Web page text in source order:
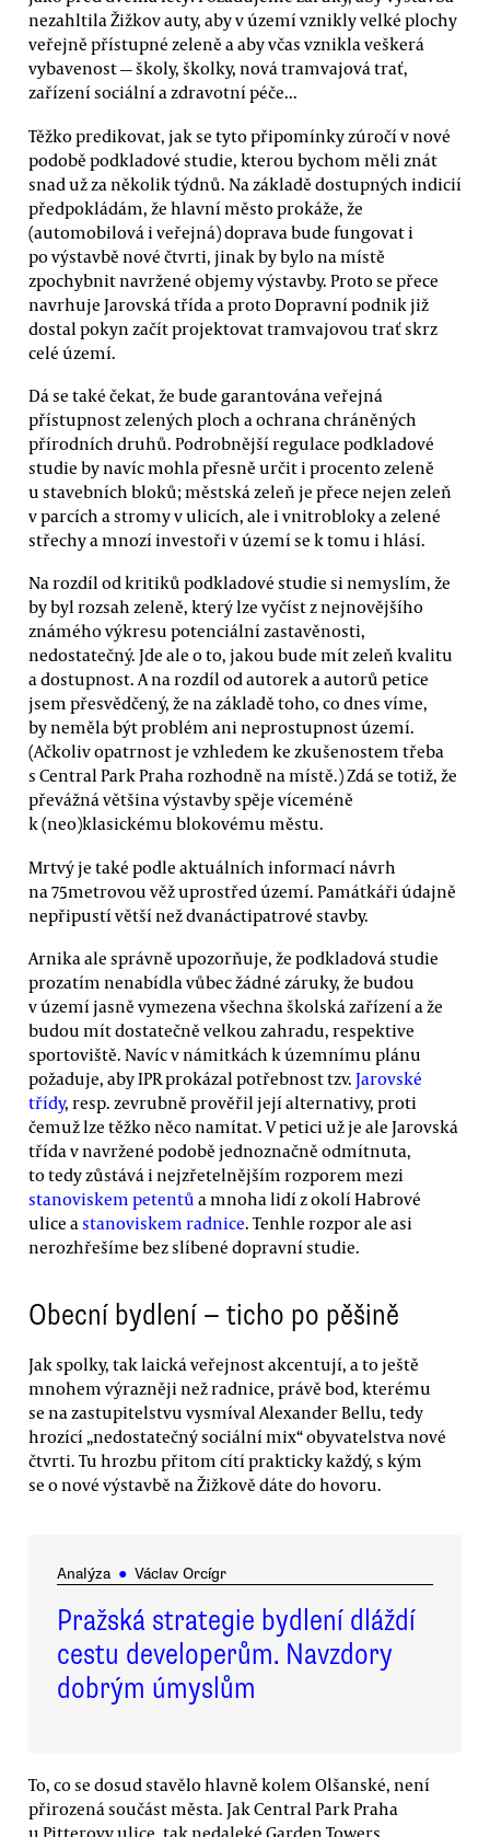
nezahltila Žižkov auty, aby v území vznikly velké plochy
veřejně přístupné zeleně a aby včas vznikla veškerá
vybavenost — školy, školky, nová tramvajová trať,
zařízení sociální a zdravotní péče...
Těžko predikovat, jak se tyto připomínky zúročí v nové
podobě podkladové studie, kterou bychom měli znát
snad už za několik týdnů. Na základě dostupných indicií
předpokládám, že hlavní město prokáže, že
(automobilová i veřejná) doprava bude fungovat i
po výstavbě nové čtvrti, jinak by bylo na místě
zpochybnit navržené objemy výstavby. Proto se přece
navrhuje Jarovská třída a proto Dopravní podnik již
dostal pokyn začít projektovat tramvajovou trať skrz
celé území.
Dá se také čekat, že bude garantována veřejná
přístupnost zelených ploch a ochrana chráněných
přírodních druhů. Podrobnější regulace podkladové
studie by navíc mohla přesně určit i procento zeleně
u stavebních bloků; městská zeleň je přece nejen zeleň
v parcích a stromy v ulicích, ale i vnitrobloky a zelené
střechy a mnozí investoři v území se k tomu i hlásí.
Na rozdíl od kritiků podkladové studie si nemyslím, že
by byl rozsah zeleně, který lze vyčíst z nejnovějšího
známého výkresu potenciální zastavěnosti,
nedostatečný. Jde ale o to, jakou bude mít zeleň kvalitu
a dostupnost. A na rozdíl od autorek a autorů petice
jsem přesvědčený, že na základě toho, co dnes víme,
by neměla být problém ani neprostupnost území.
(Ačkoliv opatrnost je vzhledem ke zkušenostem třeba
s Central Park Praha rozhodně na místě.) Zdá se totiž, že
převážná většina výstavby spěje víceméně
k (neo)klasickému blokovému městu.
Mrtvý je také podle aktuálních informací návrh
na 75metrovou věž uprostřed území. Památkáři údajně
nepřipustí větší než dvanáctipatrové stavby.
Arnika ale správně upozorňuje, že podkladová studie
prozatím nenabídla vůbec žádné záruky, že budou
v území jasně vymezena všechna školská zařízení a že
budou mít dostatečně velkou zahradu, respektive
sportoviště. Navíc v námitkách k územnímu plánu
požaduje, aby IPR prokázal potřebnost tzv. Jarovské
třídy, resp. zevrubně prověřil její alternativy, proti
čemuž lze těžko něco namítat. V petici už je ale Jarovská
třída v navržené podobě jednoznačně odmítnuta,
to tedy zůstává i nejzřetelnějším rozporem mezi
stanoviskem petentů a mnoha lidí z okolí Habrové
ulice astanoviskem radnice. Tenhle rozpor ale asi
nerozhřešíme bez slíbené dopravní studie.
Obecní bydlení — ticho po pěšině
Jak spolky, tak laická veřejnost akcentují, a to ještě
mnohem výrazněji než radnice, právě bod, kterému
se na zastupitelstvu vysmíval Alexander Bellu, tedy
hrozící „nedostatečný sociální mix“ obyvatelstva nové
čtvrti. Tu hrozbu přitom cítí prakticky každý, s kým
se o nové výstavbě na Žižkově dáte do hovoru.
Analýza ● Václav Orcígr
Pražská strategie bydlení dláždí
cestu developerům. Navzdory
dobrým úmyslům
To, co se dosud stavělo hlavně kolem Olšanské, není
přirozená součást města. Jak Central Park Praha
u Pitterovy ulice, tak nedaleké Garden Towers